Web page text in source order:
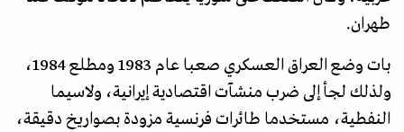
طهران.
بات وضع العراق العسكري صعبا عام 1983 ومطلع 1984،
ولذلك لجأ إلى ضرب منشآت اقتصادية إيرانية، ولاسيما
النفطية، مستخدما طائرات فرنسية مزودة بصواريخ دقيقة،